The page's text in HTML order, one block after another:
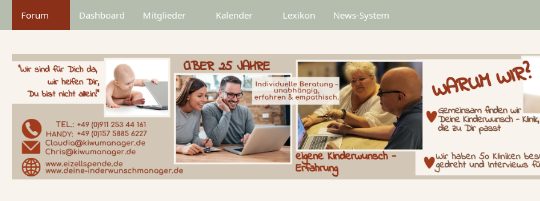
Forum Dashboard Mitglieder Kalender Lexikon News-System